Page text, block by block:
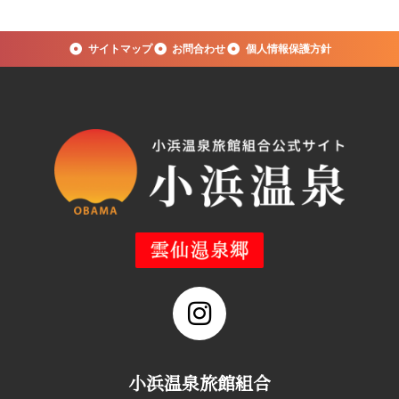
サイトマップ お問合わせ 個人情報保護方針
小浜温泉旅館組合